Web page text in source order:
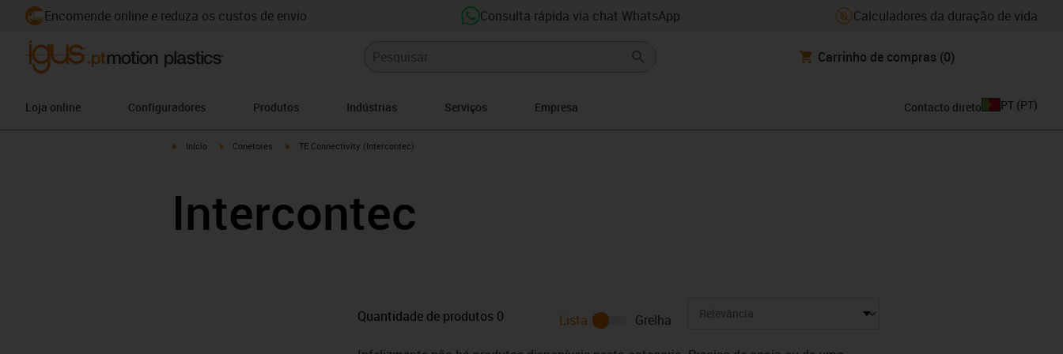
Encomende online e reduza os custos de envio Consulta rápida via chat WhatsApp Calculadores da duração de vida
Carrinho de compras (0)
Loja online Configuradores Produtos Indústrias Serviços Empresa Contacto direto PT (PT)
igus-icon-arrow-right
Início igus-icon-arrow-right
Conetores igus-icon-arrow-right
TE Connectivity (Intercontec)
Intercontec
Quantidade de produtos 0 Lista
Grelha